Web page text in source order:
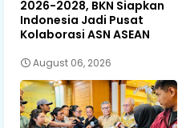
2026-2028, BKN Siapkan
Indonesia Jadi Pusat
Kolaborasi ASN ASEAN
August 06, 2026